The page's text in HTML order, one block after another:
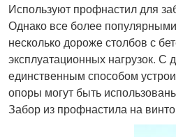
Используют профнастил для
Однако все более
несколько дороже столбов с
эксплуатационных нагрузок. С
единственным способом
опоры могут быть
Забор из профнастила на